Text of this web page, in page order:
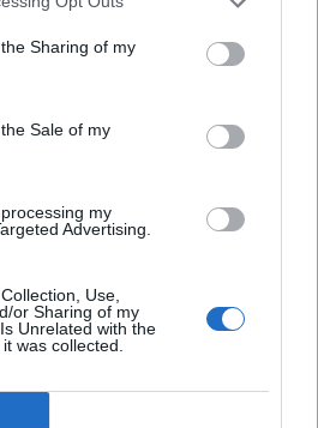
Sharing of my
Sale of my
my
Advertising.
Use,
or Sharing of my
Unrelated with the
was collected.
la gravedad cero. 💾 ¡Guarda
R S T W